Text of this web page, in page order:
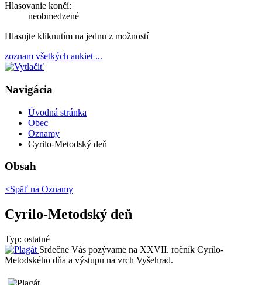
Hlasovanie končí:
neobmedzené
Hlasujte kliknutím na jednu z možností
zoznam všetkých ankiet ...
Navigácia
Úvodná stránka
Obec
Oznamy
Cyrilo-Metodský deň
Obsah
<Späť na Oznamy
Cyrilo-Metodský deň
Typ: ostatné
Srdečne Vás pozývame na XXVII. ročník Cyrilo-
Metodského dňa a výstupu na vrch Vyšehrad.